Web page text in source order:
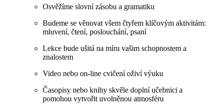
Osvěžíme slovní zásobu a gramatiku
Budeme se věnovat všem čtyřem klíčovým aktivitám:
mluvení, čtení, poslouchání, psaní
Lekce bude ušitá na míru vašim schopnostem a
znalostem
Video nebo on-line cvičení oživí výuku
Časopisy nebo knihy skvěle doplní učebnici a
pomohou vytvořit uvolněnou atmosféru